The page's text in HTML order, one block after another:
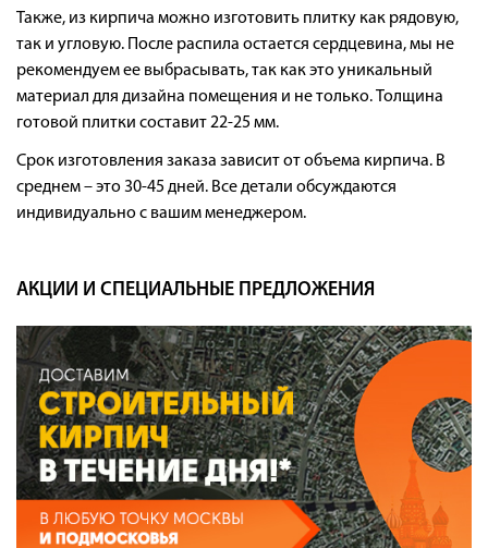
Также, из кирпича можно изготовить плитку как рядовую,
так и угловую. После распила остается сердцевина, мы не
рекомендуем ее выбрасывать, так как это уникальный
материал для дизайна помещения и не только. Толщина
готовой плитки составит 22-25 мм.
Срок изготовления заказа зависит от объема кирпича. В
среднем – это 30-45 дней. Все детали обсуждаются
индивидуально с вашим менеджером.
АКЦИИ И СПЕЦИАЛЬНЫЕ ПРЕДЛОЖЕНИЯ